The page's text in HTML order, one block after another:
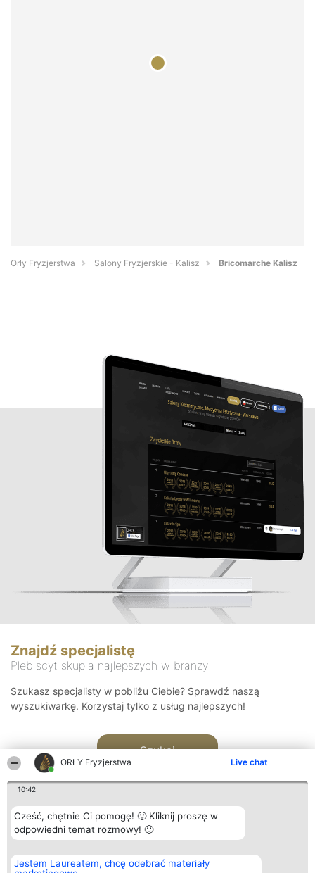
ORŁY Fryzjerstwa Live chat
10:42
Cześć, chętnie Ci pomogę! 🙂 Kliknij proszę w
odpowiedni temat rozmowy! 🙂
Jestem Laureatem, chcę odebrać materiały
Orły Fryzjerstwa Salony Fryzjerskie - Kalisz Bricomarche Kalisz
Znajdź specjalistę
Plebiscyt skupia najlepszych w branży
Szukasz specjalisty w pobliżu Ciebie? Sprawdź naszą
wyszukiwarkę. Korzystaj tylko z usług najlepszych!
Szukaj
Organizator plebiscytu
Bright Side Solutions sp. z o.
Plebiscyt
Laureaci
Kontakt
Kontakt